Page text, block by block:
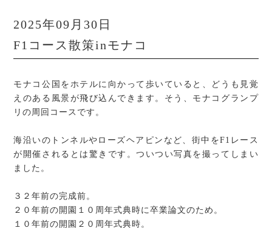
2025年09月30日
F1コース散策inモナコ
モナコ公国をホテルに向かって歩いていると、どうも見覚
えのある風景が飛び込んできます。そう、モナコグランプ
リの周回コースです。
海沿いのトンネルやローズヘアピンなど、街中をF1レース
が開催されるとは驚きです。ついつい写真を撮ってしまい
ました。
３２年前の完成前。
２０年前の開園１０周年式典時に卒業論文のため。
１０年前の開園２０周年式典時。